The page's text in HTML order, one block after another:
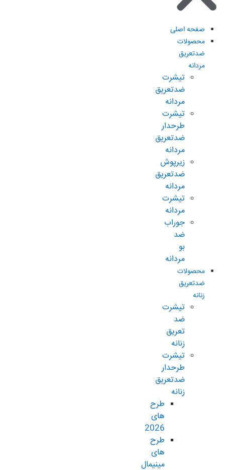
صفحه اصلی
محصولات
ضدتعریق
مردانه
تیشرت
ضدتعریق
مردانه
تیشرت
طرحدار
ضدتعریق
مردانه
زیرپوش
ضدتعریق
مردانه
تیشرت
مردانه
جوراب
ضد
بو
مردانه
محصولات
ضدتعریق
زنانه
تیشرت
ضد
تعریق
زنانه
تیشرت
طرحدار
ضدتعریق
زنانه
طرح
های
2026
طرح
های
مینیمال